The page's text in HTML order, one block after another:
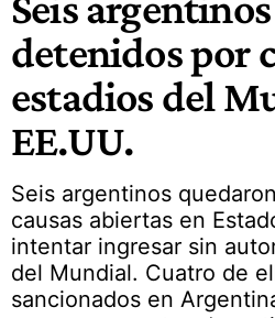
detenidos por
estadios del
EE.UU.
Seis argentinos
causas abiertas en
intentar ingresar sin
del Mundial. Cuatro de
sancionados en